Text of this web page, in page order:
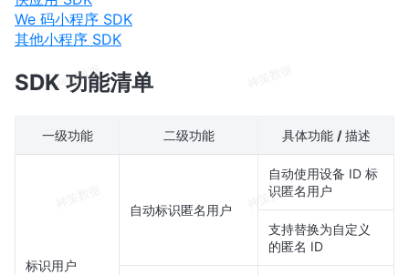
We 码小程序 SDK
其他小程序 SDK
SDK 功能清单
一级功能 二级功能 具体功能 /描述
标识用户
自动标识匿名用户
自动使用设备 ID 标
识匿名用户
支持替换为自定义
的匿名 ID